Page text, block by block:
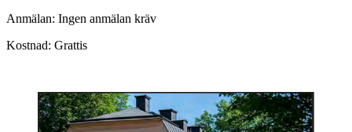
Anmälan: Ingen anmälan kräv
Kostnad: Grattis